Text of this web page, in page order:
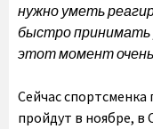
нужно уметь
быстро принимать
этот момент очень
Сейчасспортсменка
пройдут в ноябре, в